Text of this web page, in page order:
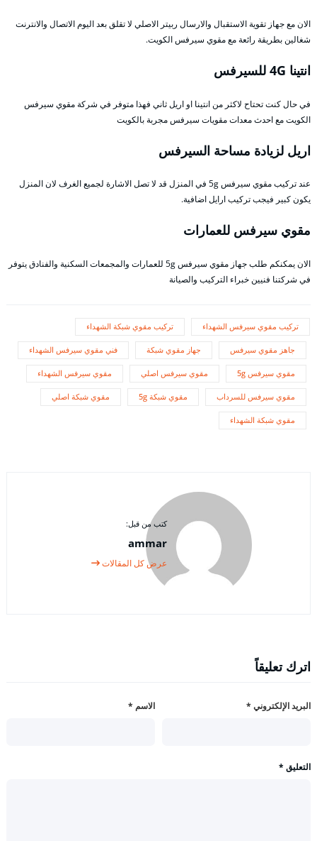
الان مع جهاز تقوية الاستقبال والارسال ربيتر الاصلي لا تقلق بعد اليوم الاتصال والانترنت
شغالين بطريقة رائعة مع مقوي سيرفس الكويت.
انتينا 4G للسيرفس
في حال كنت تحتاح لاكثر من انتينا او اريل ثاني فهذا متوفر في شركة مقوي سيرفس
الكويت مع احدث معدات مقويات سيرفس مجربة بالكويت
اريل لزيادة مساحة السيرفس
عند تركيب مقوي سيرفس 5g في المنزل قد لا تصل الاشارة لجميع الغرف لان المنزل
يكون كبير فيجب تركيب ارايل اضافية.
مقوي سيرفس للعمارات
الان يمكنكم طلب جهاز مقوي سيرفس 5g للعمارات والمجمعات السكنية والفنادق يتوفر
في شركتنا فنيين خبراء التركيب والصيانة
تركيب مقوي سيرفس الشهداء تركيب مقوي شبكة الشهداء
جاهز مقوي سيرفس جهاز مقوي شبكة فني مقوي سيرفس الشهداء
مقوي سيرفس 5g مقوي سيرفس اصلي مقوي سيرفس الشهداء
مقوي سيرفس للسرداب مقوي شبكة 5g مقوي شبكة اصلي
مقوي شبكة الشهداء
كتب من قبل:
ammar
عرض كل المقالات
اترك تعليقاً
الاسم * البريد الإلكتروني *
التعليق *